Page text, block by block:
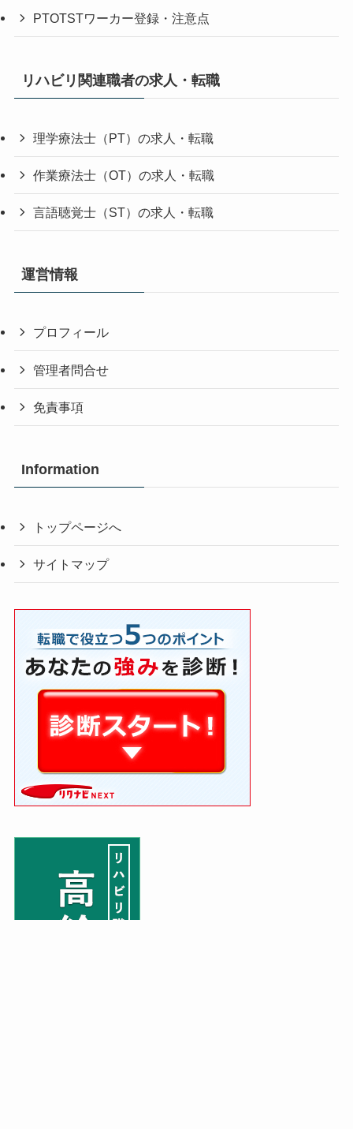
PTOTSTワーカー登録・注意点
リハビリ関連職者の求人・転職
理学療法士（PT）の求人・転職
作業療法士（OT）の求人・転職
言語聴覚士（ST）の求人・転職
運営情報
プロフィール
管理者問合せ
免責事項
Information
トップページへ
サイトマップ